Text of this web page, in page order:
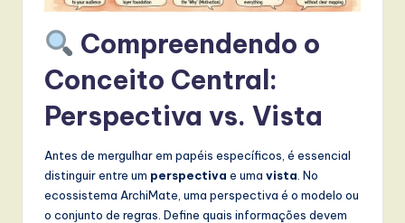
o
w
Compreendendo o
Conceito Central:
Perspectiva vs. Vista
Antes de mergulhar em papéis específicos, é essencial
distinguir entre um perspectiva e uma vista . No
ecossistema ArchiMate, uma perspectiva é o modelo ou
o conjunto de regras. Define quais informações devem